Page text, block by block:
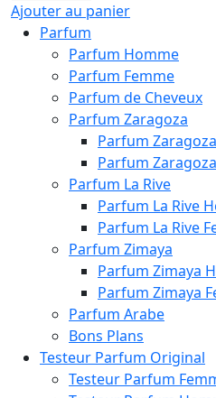
Ajouter au panier
Parfum
Parfum Homme
Parfum Femme
Parfum de Cheveux
Parfum Zaragoza
Parfum
Parfum
Parfum La Rive
Parfum La Rive
Parfum La Rive
Parfum Zimaya
Parfum Zimaya
Parfum Zimaya
Parfum Arabe
Bons Plans
Testeur Parfum Original
Testeur Parfum